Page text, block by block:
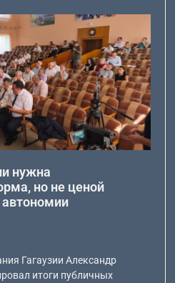
нужна
но не ценой
автономии
Гагаузии Александр
итоги публичных